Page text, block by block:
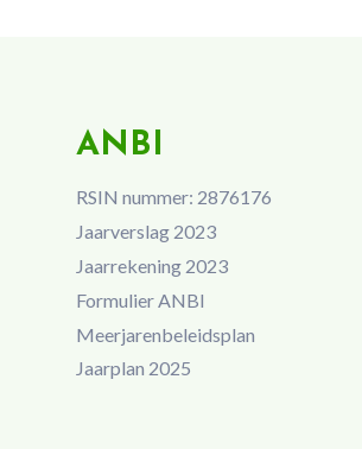
ANBI
RSIN nummer: 2876176
Jaarverslag 2023
Jaarrekening 2023
Formulier ANBI
Meerjarenbeleidsplan
Jaarplan 2025